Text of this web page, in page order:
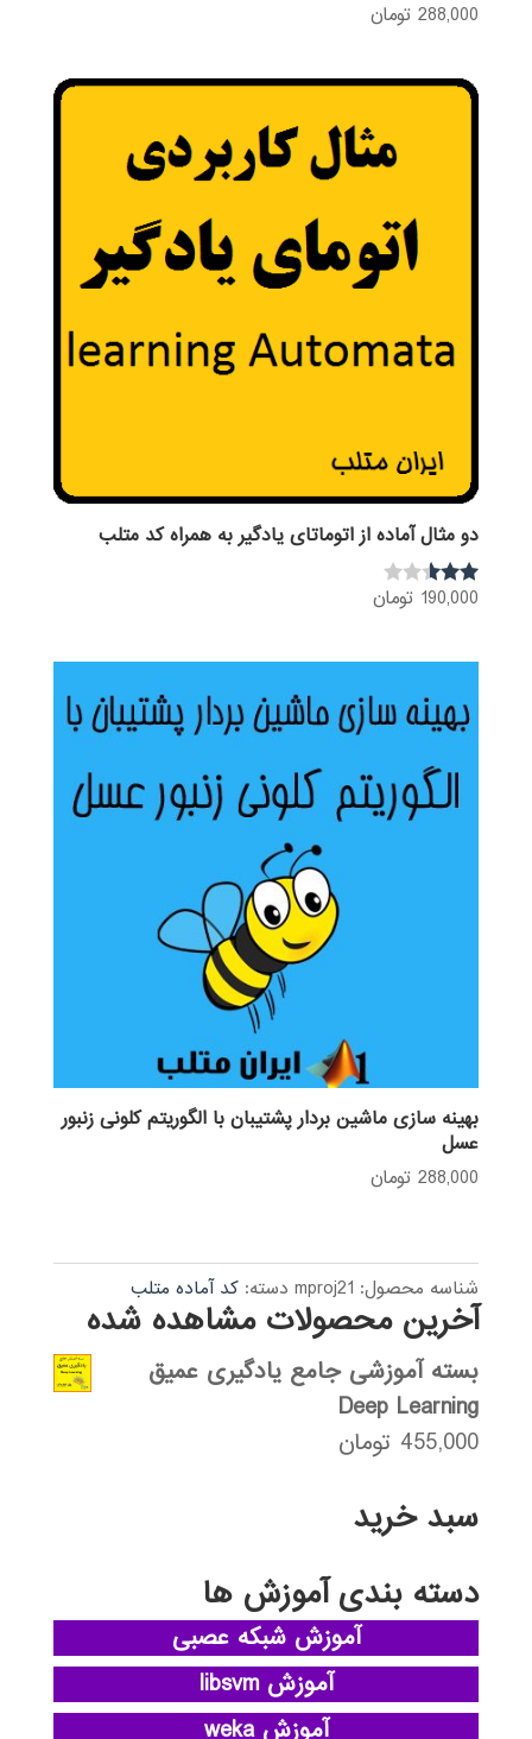
نمره
288,000 تومان
دو مثال آماده از اتوماتای یادگیر به همراه کد متلب
نمره
190,000 تومان
بهینه سازی ماشین بردار پشتیبان با الگوریتم کلونی زنبور
عسل
288,000 تومان
شناسه محصول: mproj21 دسته: کد آماده متلب
آخرین محصولات مشاهده شده
بسته آموزشی جامع یادگیری عمیق
Deep Learning
455,000 تومان
سبد خرید
دسته بندی آموزش ها
آموزش شبکه عصبی
آموزش libsvm
آموزش weka